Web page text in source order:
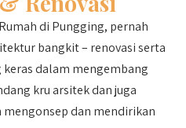
di Pungging, pernah
bangkit – renovasi serta
dalam mengembang
kru arsitek dan juga
dan mendirikan